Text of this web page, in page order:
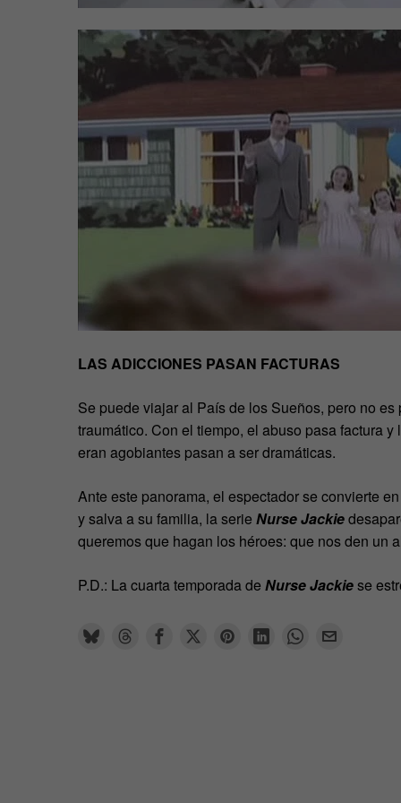
LAS ADICCIONES PASAN FACTURAS
Se puede viajar al País de los Sueños, pero no
traumático. Con el tiempo, el abuso pasa factura
eran agobiantes pasan a ser dramáticas.
Ante este panorama, el espectador se convierte
y salva a su familia, la serie Nurse Jackie
queremos que hagan los héroes: que nos den un
P.D.: La cuarta temporada de Nurse Jackiese